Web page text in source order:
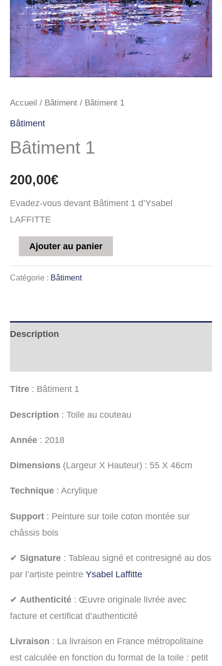
Accueil / Bâtiment / Bâtiment 1
Bâtiment
Bâtiment 1
200,00€
Evadez-vous devant Bâtiment 1 d’Ysabel
LAFFITTE
Ajouter au panier
Catégorie : Bâtiment
Description
Titre : Bâtiment 1
Description : Toile au couteau
Année : 2018
Dimensions (Largeur X Hauteur) : 55 X 46cm
Technique : Acrylique
Support : Peinture sur toile coton montée sur
châssis bois
✔ Signature : Tableau signé et contresigné au dos
par l’artiste peintre Ysabel Laffitte
✔ Authenticité : Œuvre originale livrée avec
facture et certificat d’authenticité
Livraison : La livraison en France métropolitaine
est calculée en fonction du format de la toile : petit